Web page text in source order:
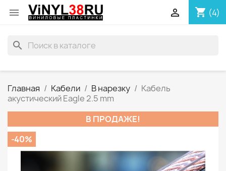
 shopping_cart (4)

search
Главная Кабели В нарезку
Кабель
акустический Eagle 2.5 mm
В ПРОДАЖЕ!
-40%